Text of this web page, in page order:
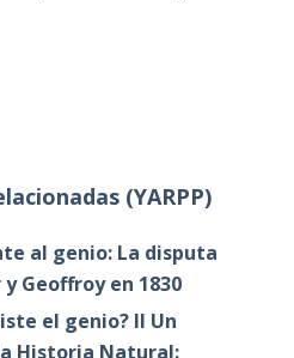
(YARPP)
al genio: La disputa
Geoffroy en 1830
el genio? II Un
Historia Natural: